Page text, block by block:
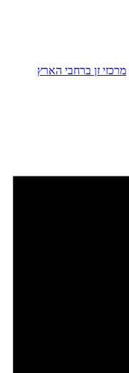
מרכזי זן ברחבי הארץ